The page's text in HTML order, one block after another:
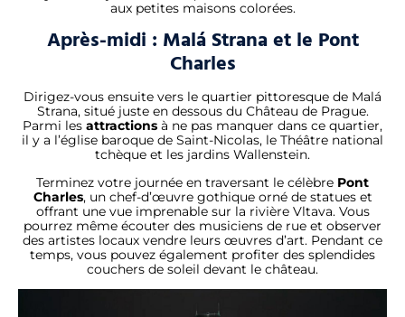
aux petites maisons colorées.
Après-midi : Malá Strana et le Pont
Charles
Dirigez-vous ensuite vers le quartier pittoresque de Malá
Strana, situé juste en dessous du Château de Prague.
Parmi les attractions à ne pas manquer dans ce quartier,
il y a l’église baroque de Saint-Nicolas, le Théâtre national
tchèque et les jardins Wallenstein.
Terminez votre journée en traversant le célèbre Pont
Charles, un chef-d’œuvre gothique orné de statues et
offrant une vue imprenable sur la rivière Vltava. Vous
pourrez même écouter des musiciens de rue et observer
des artistes locaux vendre leurs œuvres d’art. Pendant ce
temps, vous pouvez également profiter des splendides
couchers de soleil devant le château.